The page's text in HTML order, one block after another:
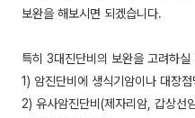
보완을 해보시면 되겠습니다.
특히 3대진단비의 보완을 고려하
1) 암진단비에 생식기암이나 대장
2) 유사암진단비(제자리암, 갑상선